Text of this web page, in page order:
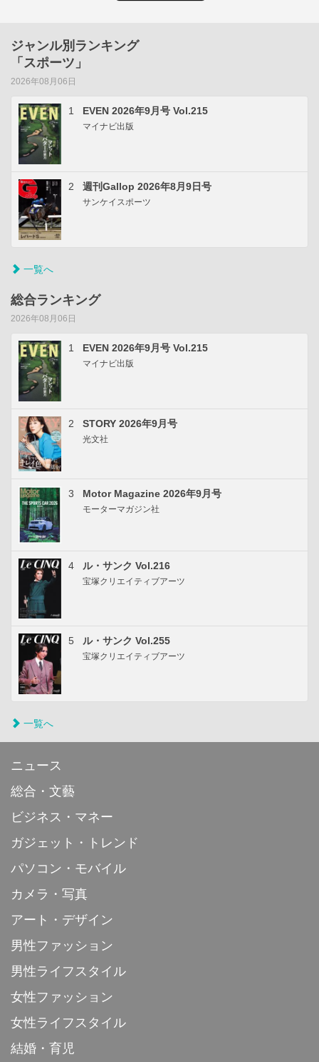
ジャンル別ランキング
「スポーツ」
2026年08月06日
1 EVEN 2026年9月号 Vol.215
マイナビ出版
2 週刊Gallop 2026年8月9日号
サンケイスポーツ
一覧へ
総合ランキング
2026年08月06日
1 EVEN 2026年9月号 Vol.215
マイナビ出版
2 STORY 2026年9月号
光文社
3 Motor Magazine 2026年9月号
モーターマガジン社
4 ル・サンク Vol.216
宝塚クリエイティブアーツ
5 ル・サンク Vol.255
宝塚クリエイティブアーツ
一覧へ
ニュース
総合・文藝
ビジネス・マネー
ガジェット・トレンド
パソコン・モバイル
カメラ・写真
アート・デザイン
男性ファッション
男性ライフスタイル
女性ファッション
女性ライフスタイル
結婚・育児